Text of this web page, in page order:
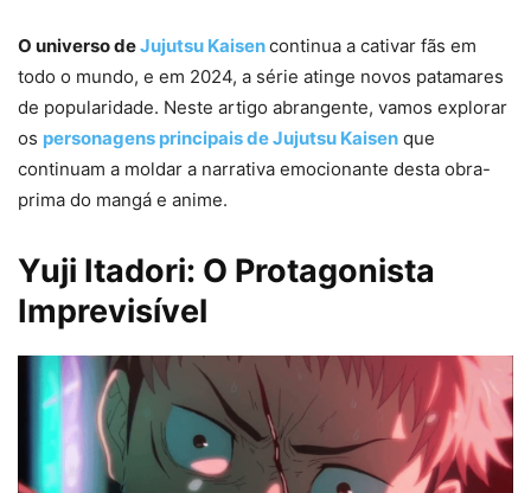
O universo deJujutsu Kaisencontinua a cativar fãs em
todo o mundo, e em 2024, a série atinge novos patamares
de popularidade. Neste artigo abrangente, vamos explorar
os personagens principais de Jujutsu Kaisen que
continuam a moldar a narrativa emocionante desta obra-
prima do mangá e anime.
Yuji Itadori: O Protagonista
Imprevisível